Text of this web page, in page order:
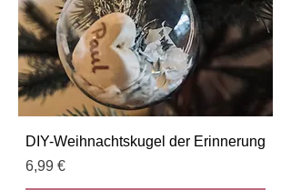
DIY-Weihnachtskugel der Erinnerung
Preis
6,99 €